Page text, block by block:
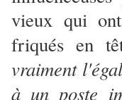
vieux qui
friqués en
vraiment
à un poste